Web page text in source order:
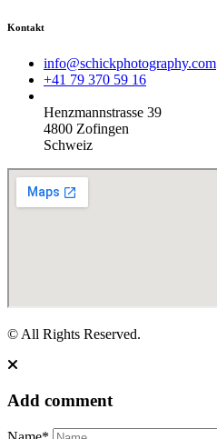
Kontakt
info@schickphotography.com
+41 79 370 59 16
Henzmannstrasse 39
4800 Zofingen
Schweiz
© All Rights Reserved.
Add comment